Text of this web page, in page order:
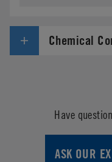
Chemical
Have
ASK OUR